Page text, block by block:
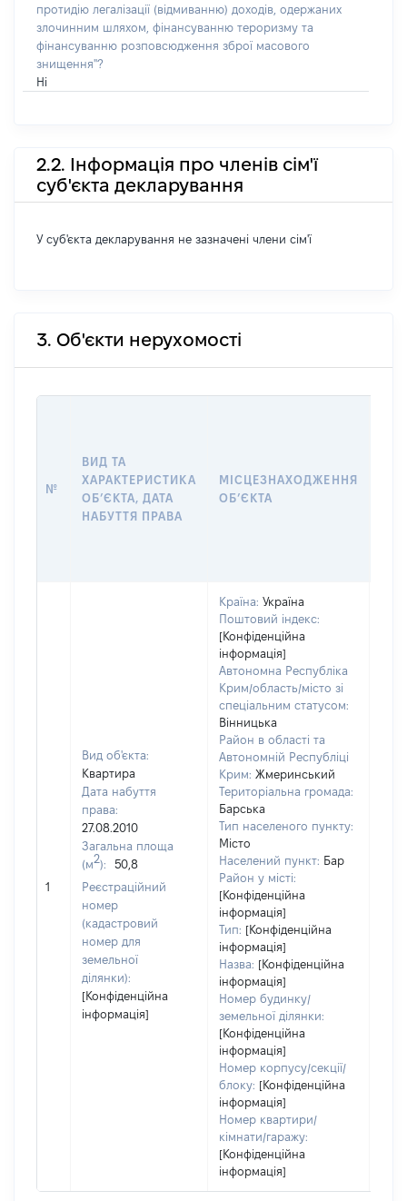
протидію легалізації (відмиванню) доходів, одержаних
злочинним шляхом, фінансуванню тероризму та
фінансуванню розповсюдження зброї масового
знищення"?
Ні
2.2. Інформація про членів сім'ї
суб'єкта декларування
У суб'єкта декларування не зазначені члени сім'ї
3. Об'єкти нерухомості
№
ВИД ТА
ХАРАКТЕРИСТИКА
ОБʼЄКТА, ДАТА
НАБУТТЯ ПРАВА
МІСЦЕЗНАХОДЖЕННЯ
ОБʼЄКТА
1
Вид об'єкта:
Квартира
Дата набуття
права:
27.08.2010
Загальна площа
(м2):
50,8
Реєстраційний
номер
(кадастровий
номер для
земельної
ділянки):
[Конфіденційна
інформація]
Країна: Україна
Поштовий індекс:
[Конфіденційна
інформація]
Автономна Республіка
Крим/область/місто зі
спеціальним статусом:
Вінницька
Район в області та
Автономній Республіці
Крим: Жмеринський
Територіальна громада:
Барська
Тип населеного пункту:
Місто
Населений пункт: Бар
Район у місті:
[Конфіденційна
інформація]
Тип: [Конфіденційна
інформація]
Назва: [Конфіденційна
інформація]
Номер будинку/
земельної ділянки:
[Конфіденційна
інформація]
Номер корпусу/секції/
блоку: [Конфіденційна
інформація]
Номер квартири/
кімнати/гаражу:
[Конфіденційна
інформація]